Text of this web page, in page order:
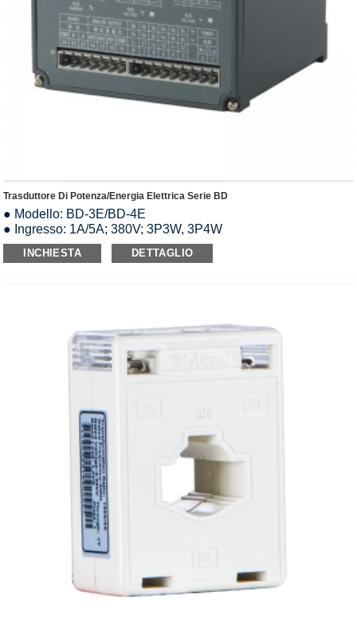
Trasduttore Di Potenza/energia Elettrica Serie BD
● Modello: BD-3E/BD-4E
● Ingresso: 1A/5A; 380V; 3P3W, 3P4W
● Uscita analogica: CC 0-5 V/0-10 V/0-20 mA/4-20 mA
● Sovraccarico: 1,2 volte il valore nominale
INCHIESTA DETTAGLIO